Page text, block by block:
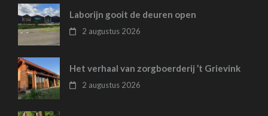
Laborijn gooit de deuren open
2 augustus 2026
Het verhaal van zorgboerderij ’t Grievink
2 augustus 2026